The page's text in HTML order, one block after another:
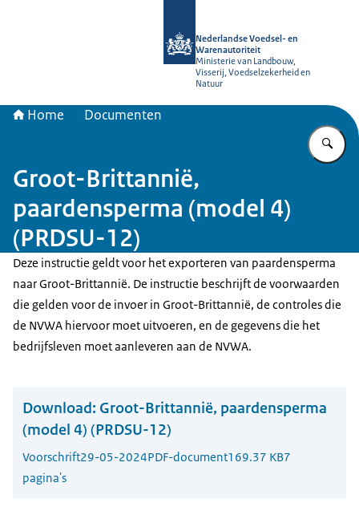
Nederlandse Voedsel- en
Warenautoriteit
Ministerie van Landbouw,
Visserij, Voedselzekerheid en
Natuur
Home Documenten
Groot-Brittannië,
paardensperma (model 4)
(PRDSU-12)
Deze instructie geldt voor het exporteren van paardensperma
naar Groot-Brittannië. De instructie beschrijft de voorwaarden
die gelden voor de invoer in Groot-Brittannië, de controles die
de NVWA hiervoor moet uitvoeren, en de gegevens die het
bedrijfsleven moet aanleveren aan de NVWA.
Download: Groot-Brittannië, paardensperma
(model 4) (PRDSU-12)
Voorschrift29-05-2024PDF-document169.37 KB7
pagina's